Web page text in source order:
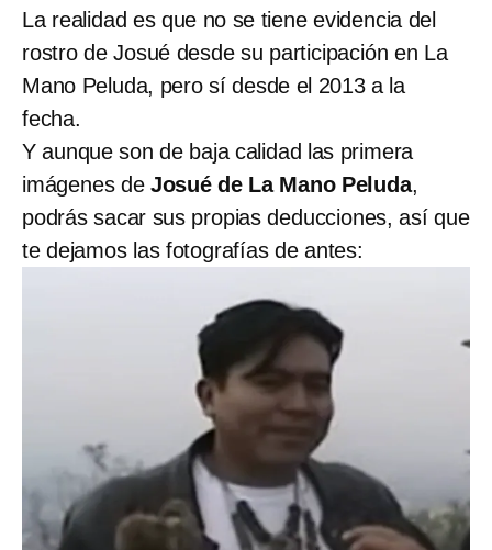
La realidad es que no se tiene evidencia del
rostro de Josué desde su participación en La
Mano Peluda, pero sí desde el 2013 a la
fecha.
Y aunque son de baja calidad las primera
imágenes deJosué de La Mano Peluda,
podrás sacar sus propias deducciones, así que
te dejamos las fotografías de antes: